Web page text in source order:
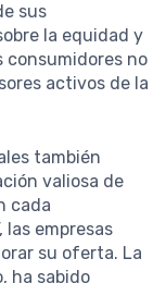
sus
la equidad y
consumidores no
activos de la
también
valiosa de
cada
las empresas
su oferta. La
ha sabido